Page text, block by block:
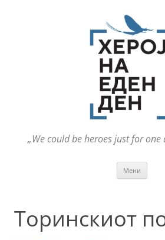
„We could be heroes just for one
Мени
Торинскиот